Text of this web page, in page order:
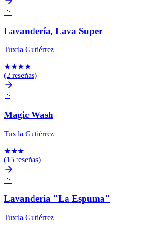
🧺
Lavandería, Lava Super
Tuxtla Gutiérrez
★★★★
(2 reseñas)
🧺
Magic Wash
Tuxtla Gutiérrez
★★★
(15 reseñas)
🧺
Lavanderia "La Espuma"
Tuxtla Gutiérrez